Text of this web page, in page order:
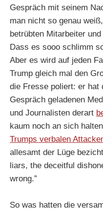
Gespräch mit seinem
man nicht so genau
betrübten Mitarbeiter
Dass es sooo schlimm
Aber es wird auf jeden
Trump gleich mal den
die Fresse poliert: er hat
Gespräch geladenen
und Journalisten derart
kaum noch an sich
Trumps verbalen
allesamt der Lüge
liars, the deceitful
wrong.”
So was hatten die